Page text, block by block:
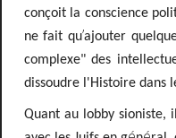
conçoit la conscience
ne fait qu’ajouter
complexe" des
dissoudre l'Histoire dans
Quant au lobby sioniste,